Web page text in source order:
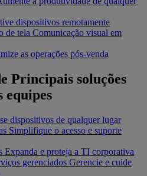
dispositivos remotamente
de tela Comunicação visual em
as operações pós-venda
Principais soluções
equipes
dispositivos de qualquer lugar
Simplifique o acesso e suporte
Expanda e proteja a TI corporativa
gerenciados Gerencie e cuide